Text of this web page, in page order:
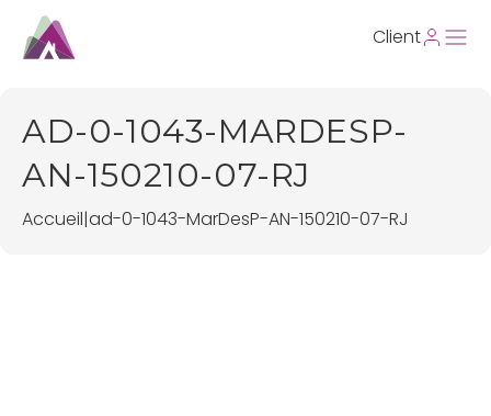
Client
AD-0-1043-MARDESP-
AN-150210-07-RJ
Accueil|ad-0-1043-MarDesP-AN-150210-07-RJ